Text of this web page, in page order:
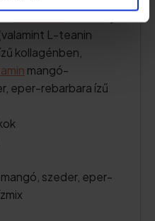
L-teanin
kollagénben,
mangó-
eper-rebarbara ízű
mangó, szeder, eper-